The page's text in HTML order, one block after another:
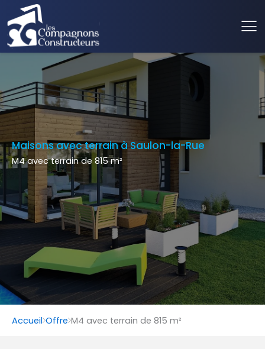
Maisons avec terrain à Saulon-la-Rue
M4 avec terrain de 815 m²
Accueil Offre M4 avec terrain de 815 m²